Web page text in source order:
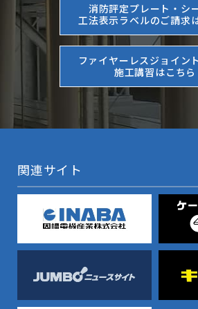
消防評定プレート・シー
工法表示ラベルのご請求
ファイヤーレスジョイン
施工講習はこちら
関連サイト